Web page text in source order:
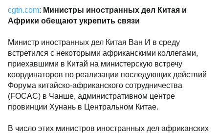
cgtn.com: Министры иностранных дел Китая и
Африки обещают укрепить связи
Министр иностранных дел Китая Ван И в среду
встретился с некоторыми африканскими коллегами,
приехавшими в Китай на министерскую встречу
координаторов по реализации последующих действий
Форума китайско-африканского сотрудничества
(FOCAC) в Чанше, административном центре
провинции Хунань в Центральном Китае.
В число этих министров иностранных дел африканских